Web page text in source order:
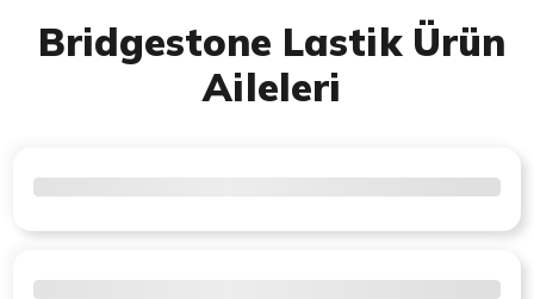
Bridgestone Lastik Ürün
Aileleri